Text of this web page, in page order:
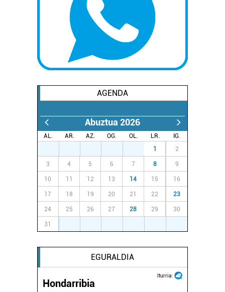
AGENDA
Abuztua 2026
AL. AR. AZ. OG. OL. LR.
IG.
1 2
3 4 5 6 7 8 9
10 11 12 13 14 15 16
17 18 19 20 21 22 23
24 25 26 27 28 29 30
31
EGURALDIA
Iturria:
Hondarribia